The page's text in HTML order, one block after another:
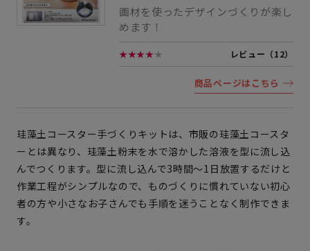
画材を使ったデザインづくりが楽し
めます！
★★★★★ レビュー（12）
商品ページはこちら
珪藻土コースター手づくりキットは、市販の珪藻土コースタ
ーとは異なり、珪藻土粉末を水で溶かした溶液を型に流し込
んでつくります。型に流し込んで3時間〜1日放置するだけと
作業工程がシンプルなので、ものづくりに慣れていない初心
者の方や小さなお子さんでも手順を迷うことなく制作できま
す。